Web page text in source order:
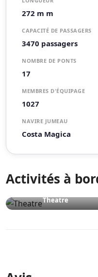
272 m m
CAPACITÉ DE PASSAGERS
3470 passagers
NOMBRE DE PONTS
17
MEMBRES D'ÉQUIPAGE
1027
NAVIRE JUMEAU
Costa Magica
Activités à
Theatre